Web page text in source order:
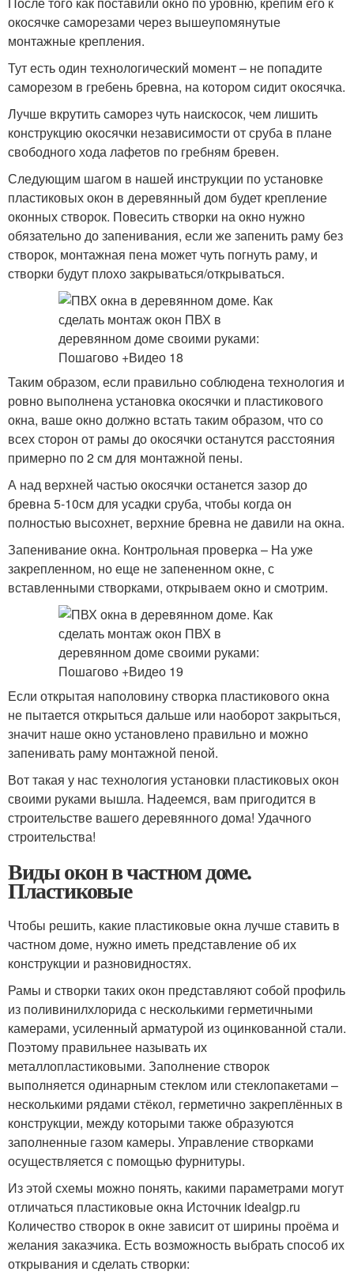
окосячке саморезами через вышеупомянутые
монтажные крепления.
Тут есть один технологический момент – не попадите
саморезом в гребень бревна, на котором сидит окосячка.
Лучше вкрутить саморез чуть наискосок, чем лишить
конструкцию окосячки независимости от сруба в плане
свободного хода лафетов по гребням бревен.
Следующим шагом в нашей инструкции по установке
пластиковых окон в деревянный дом будет крепление
оконных створок. Повесить створки на окно нужно
обязательно до запенивания, если же запенить раму без
створок, монтажная пена может чуть погнуть раму, и
створки будут плохо закрываться/открываться.
Таким образом, если правильно соблюдена технология и
ровно выполнена установка окосячки и пластикового
окна, ваше окно должно встать таким образом, что со
всех сторон от рамы до окосячки останутся расстояния
примерно по 2 см для монтажной пены.
А над верхней частью окосячки останется зазор до
бревна 5-10см для усадки сруба, чтобы когда он
полностью высохнет, верхние бревна не давили на окна.
Запенивание окна. Контрольная проверка – На уже
закрепленном, но еще не запененном окне, с
вставленными створками, открываем окно и смотрим.
Если открытая наполовину створка пластикового окна
не пытается открыться дальше или наоборот закрыться,
значит наше окно установлено правильно и можно
запенивать раму монтажной пеной.
Вот такая у нас технология установки пластиковых окон
своими руками вышла. Надеемся, вам пригодится в
строительстве вашего деревянного дома! Удачного
строительства!
Виды окон в частном доме.
Пластиковые
Чтобы решить, какие пластиковые окна лучше ставить в
частном доме, нужно иметь представление об их
конструкции и разновидностях.
Рамы и створки таких окон представляют собой профиль
из поливинилхлорида с несколькими герметичными
камерами, усиленный арматурой из оцинкованной стали.
Поэтому правильнее называть их
металлопластиковыми. Заполнение створок
выполняется одинарным стеклом или стеклопакетами –
несколькими рядами стёкол, герметично закреплённых в
конструкции, между которыми также образуются
заполненные газом камеры. Управление створками
осуществляется с помощью фурнитуры.
Из этой схемы можно понять, какими параметрами могут
отличаться пластиковые окна Источник idealgp.ru
Количество створок в окне зависит от ширины проёма и
желания заказчика. Есть возможность выбрать способ их
открывания и сделать створки: